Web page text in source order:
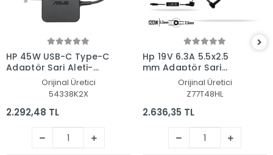
HP 45W USB-C Type-C
Adaptör Şarj Aleti-
Orijinal Üretici
54338K2X
2.292,48 TL
Hp 19V 6.3A 5.5x2.5
mm Adaptör Şarj
Aleti-CihazıOrijinal Üretici
Z77T48HL
2.636,35 TL